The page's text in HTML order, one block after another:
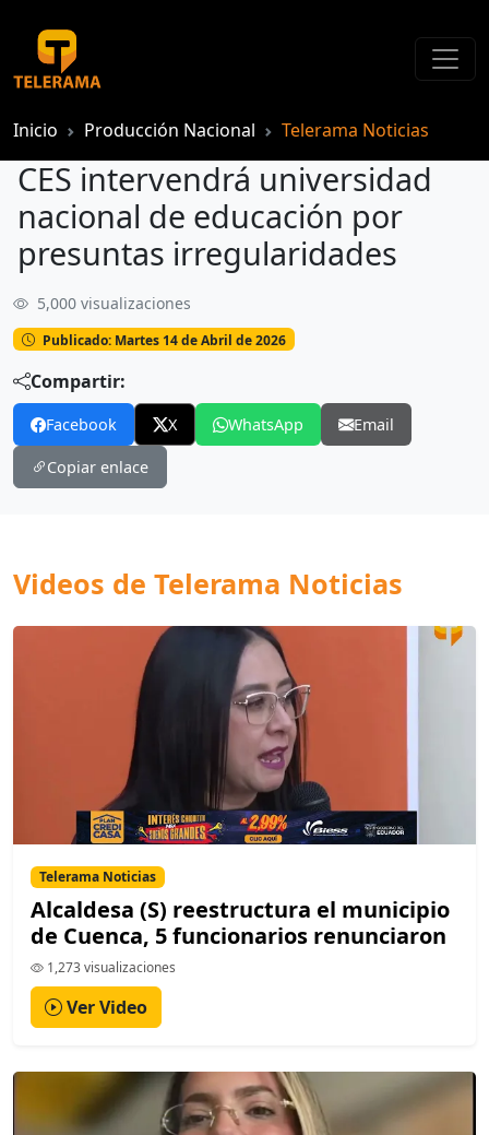
Inicio Producción Nacional Telerama Noticias
CES intervendrá universidad
nacional de educación por
presuntas irregularidades
5,000 visualizaciones
Publicado: Martes 14 de Abril de 2026
Compartir:
Facebook X WhatsApp Email
Copiar enlace
Videos de Telerama Noticias
Telerama Noticias
Alcaldesa (S) reestructura el municipio
de Cuenca, 5 funcionarios renunciaron
1,273 visualizaciones
Ver Video